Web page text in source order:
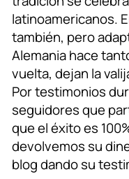
latinoamericanos.
también, pero
Alemania hace
vuelta, dejan la
Por testimonios
seguidores que
que el éxito es
devolvemos su
blog dando su